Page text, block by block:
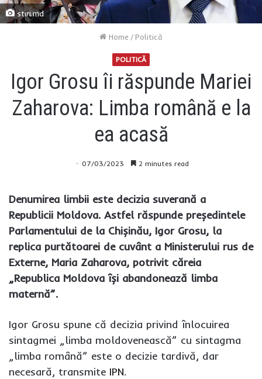
stiri.md
Home /Politică
POLITICĂ
Igor Grosu îi răspunde Mariei
Zaharova: Limba română e la
ea acasă
07/03/2023 2 minutes read
Denumirea limbii este decizia suverană a
Republicii Moldova. Astfel răspunde președintele
Parlamentului de la Chișinău, Igor Grosu, la
replica purtătoarei de cuvânt a Ministerului rus de
Externe, Maria Zaharova, potrivit căreia
„Republica Moldova își abandonează limba
maternă”.
Igor Grosu spune că decizia privind înlocuirea
sintagmei „limba moldovenească” cu sintagma
„limba română” este o decizie tardivă, dar
necesară, transmite IPN.